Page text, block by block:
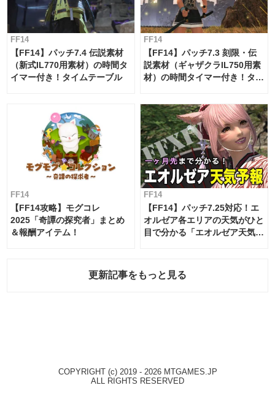
FF14
【FF14】パッチ7.4 伝説素材
（新式IL770用素材）の時間タ
イマー付き！タイムテーブル
FF14
【FF14】パッチ7.3 刻限・伝
説素材（ギャザクラIL750用素
材）の時間タイマー付き！タイ
FF14
【FF14攻略】モグコレ
2025「奇譚の探究者」まとめ
＆報酬アイテム！
FF14
【FF14】パッチ7.25対応！エ
オルゼア各エリアの天気がひと
目で分かる「エオルゼア天気予
更新記事をもっと見る
COPYRIGHT (c) 2019 - 2026 MTGAMES.JP
ALL RIGHTS RESERVED